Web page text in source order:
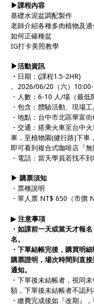
▶課程內容
基礎水泥盆調配製作
老師介紹各種多肉植物及
如何正確種盆
IG打卡美照教學
▶活動資訊
・ 日期：(課程1.5-2HR)
。2026/06/20（六）
・人數：6-10 人/場（最低
・包含：體驗活動、現場
・地點：台中市北區華富
・交通：搭乘火車至台中
車，至植物園(健行路)下車
即可看到複合式咖啡店『無
・電話：當天學員若找不
▶ 購票須知
・票種說明
・單人票 NT$ 650（市價
▶ 注意事項
・如課前一天或當天才報
名。
・下單結帳完後，購買明
購票證明，場次時間到直
通知。
・下單後未結帳者，視同
額，下單後未結帳者不認列
・繳費完成後如『改期』